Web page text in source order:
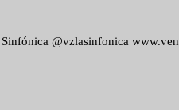
@vzlasinfonica